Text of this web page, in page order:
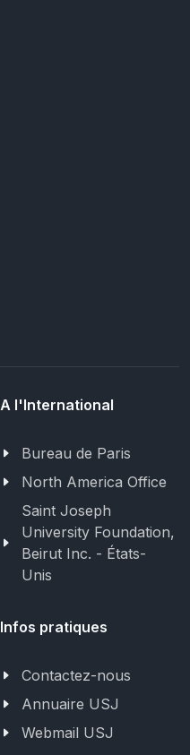
A l'International
Bureau de Paris
North America Office
Saint Joseph
University Foundation,
Beirut Inc. - États-
Unis
Infos pratiques
Contactez-nous
Annuaire USJ
Webmail USJ